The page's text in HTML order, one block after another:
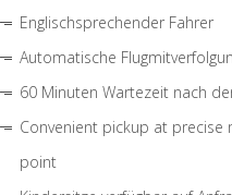
Englischsprechender Fahrer
Automatische
60 Minuten Wartezeit nach
Convenient pickup at precise
point